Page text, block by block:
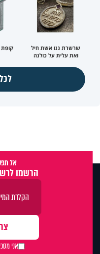
שרשרת ננו אשת חיל
ואת עלית על כולנה
קופת
אל
הרשמו
אני